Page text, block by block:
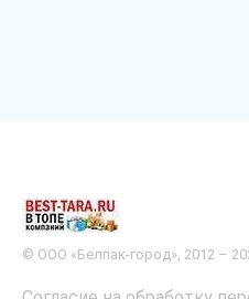
© ООО «Белпак-город», 2012 –